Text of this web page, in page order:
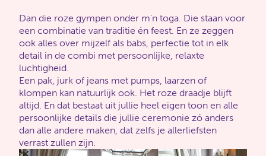
Dan die roze gympen onder m'n toga. Die staan voor
een combinatie van traditie én feest. En ze zeggen
ook alles over mijzelf als babs, perfectie tot in elk
detail in de combi met persoonlijke, relaxte
luchtigheid.
Een pak, jurk of jeans met pumps, laarzen of
klompen kan natuurlijk ook. Het roze draadje blijft
altijd. En dat bestaat uit jullie heel eigen toon en alle
persoonlijke details die jullie ceremonie zó anders
dan alle andere maken, dat zelfs je allerliefsten
verrast zullen zijn.